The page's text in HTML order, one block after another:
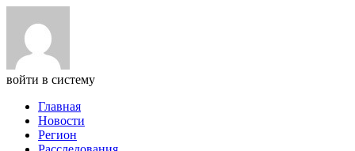
войти в систему
Главная
Новости
Регион